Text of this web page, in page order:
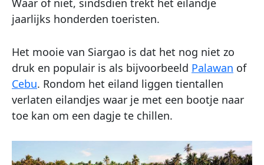
Waar of niet, sindsdien trekt het eilandje
jaarlijks honderden toeristen.
Het mooie van Siargao is dat het nog niet zo
druk en populair is als bijvoorbeeld Palawan of
Cebu. Rondom het eiland liggen tientallen
verlaten eilandjes waar je met een bootje naar
toe kan om een dagje te chillen.